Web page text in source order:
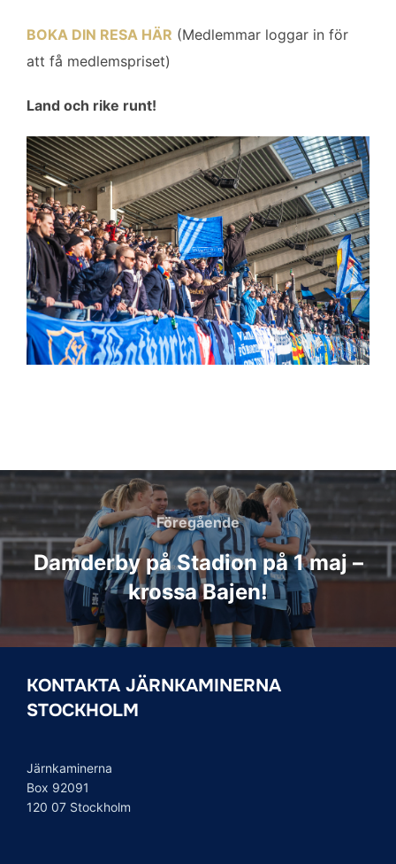
BOKA DIN RESA HÄR (Medlemmar loggar in för
att få medlemspriset)
Land och rike runt!
Inläggsnavigering
Föregående
Föregående
Damderby på Stadion på 1 maj –
krossa Bajen!
KONTAKTA JÄRNKAMINERNA
STOCKHOLM
Järnkaminerna
Box 92091
120 07 Stockholm